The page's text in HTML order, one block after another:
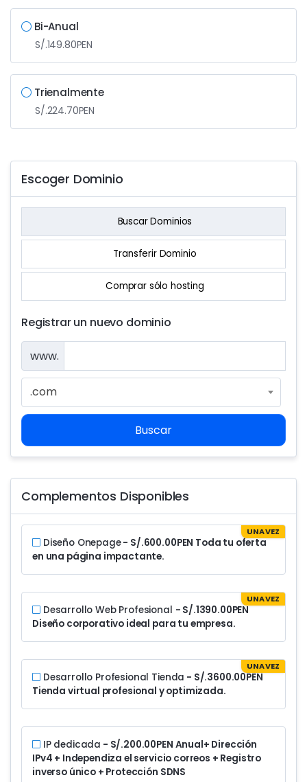
Bi-Anual
S/.149.80PEN
Trienalmente
S/.224.70PEN
Escoger Dominio
Buscar Dominios
Transferir Dominio
Comprar sólo hosting
Registrar un nuevo dominio
www.
.com
Buscar
Complementos Disponibles
Diseño Onepage- S/.600.00PEN
UNA VEZ
Toda tu oferta
en una página impactante.
Desarrollo Web Profesional - S/.1390.00PEN
UNA VEZ
Diseño corporativo ideal para tu empresa.
Desarrollo Profesional Tienda - S/.3600.00PEN
UNA VEZ
Tienda virtual profesional y optimizada.
IP dedicada - S/.200.00PEN Anual+ Dirección
IPv4 + Independiza el servicio correos + Registro
inverso único + Protección SDNS